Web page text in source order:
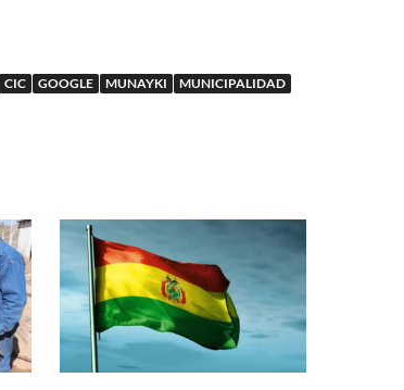
CIC GOOGLE MUNAYKI
MUNICIPALIDAD